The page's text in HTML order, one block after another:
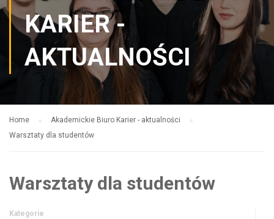
KARIER -
AKTUALNOŚCI
Home
Akademickie Biuro Karier - aktualności
Warsztaty dla studentów
Warsztaty dla studentów
Kategorie